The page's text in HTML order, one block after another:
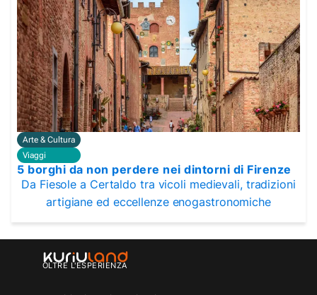
Arte & Cultura
Viaggi
5 borghi da non perdere nei dintorni di Firenze
Da Fiesole a Certaldo tra vicoli medievali, tradizioni
artigiane ed eccellenze enogastronomiche
OLTRE L'ESPERIENZA